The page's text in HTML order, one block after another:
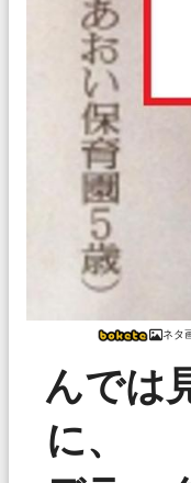
ネタ
んでは
に、